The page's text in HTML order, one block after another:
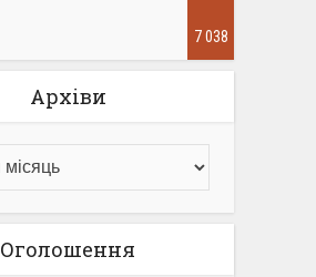
7 038
Архіви
Оголошення